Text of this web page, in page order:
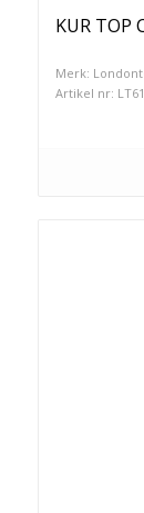
KUR TOP
Merk:
Artikel nr: